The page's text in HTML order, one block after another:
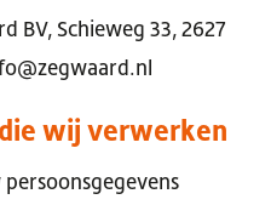
BV, Schieweg 33, 2627
wij verwerken